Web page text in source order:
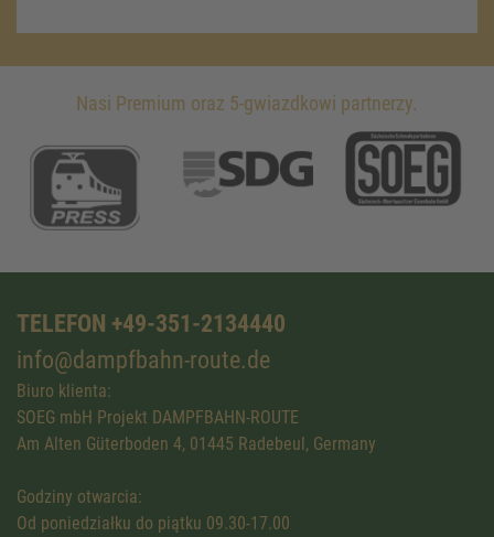
Nasi Premium oraz 5-gwiazdkowi partnerzy.
TELEFON +49-351-2134440
info@dampfbahn-route.de
Biuro klienta:
SOEG mbH Projekt DAMPFBAHN-ROUTE
Am Alten Güterboden 4, 01445 Radebeul, Germany
Godziny otwarcia:
Od poniedziałku do piątku 09.30-17.00